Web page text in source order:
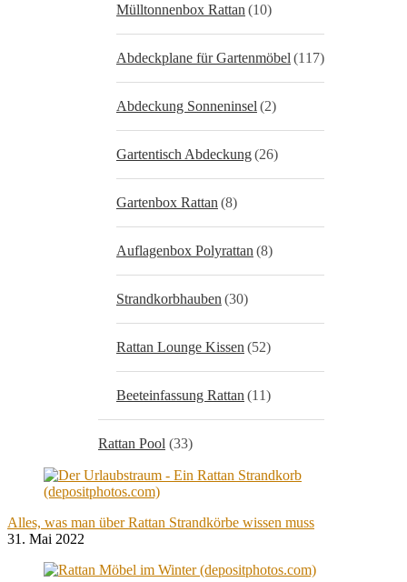
Mülltonnenbox Rattan (10)
Abdeckplane für Gartenmöbel (117)
Abdeckung Sonneninsel (2)
Gartentisch Abdeckung(26)
Gartenbox Rattan (8)
Auflagenbox Polyrattan (8)
Strandkorbhauben (30)
Rattan Lounge Kissen (52)
Beeteinfassung Rattan (11)
Rattan Pool (33)
Alles, was man über Rattan Strandkörbe wissen muss
31. Mai 2022